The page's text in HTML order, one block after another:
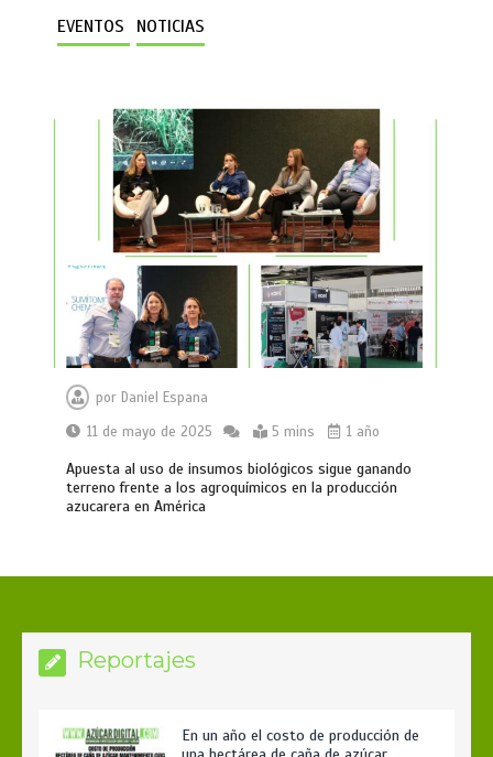
EVENTOS NOTICIAS
por Daniel Espana
11 de mayo de 2025
5 mins 1 año
Apuesta al uso de insumos biológicos sigue ganando
terreno frente a los agroquímicos en la producción
azucarera en América
Reportajes
En un año el costo de producción de